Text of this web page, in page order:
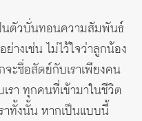
นตัวบั่นทอนความสัมพันธ์
างเช่น ไม่ไว้ใจว่าลูกน้อง
จะซื่อสัตย์กับเราเพียงคน
รา ทุกคนที่เข้ามาในชีวิต
าทั้งนั้น หากเป็นแบบนี้